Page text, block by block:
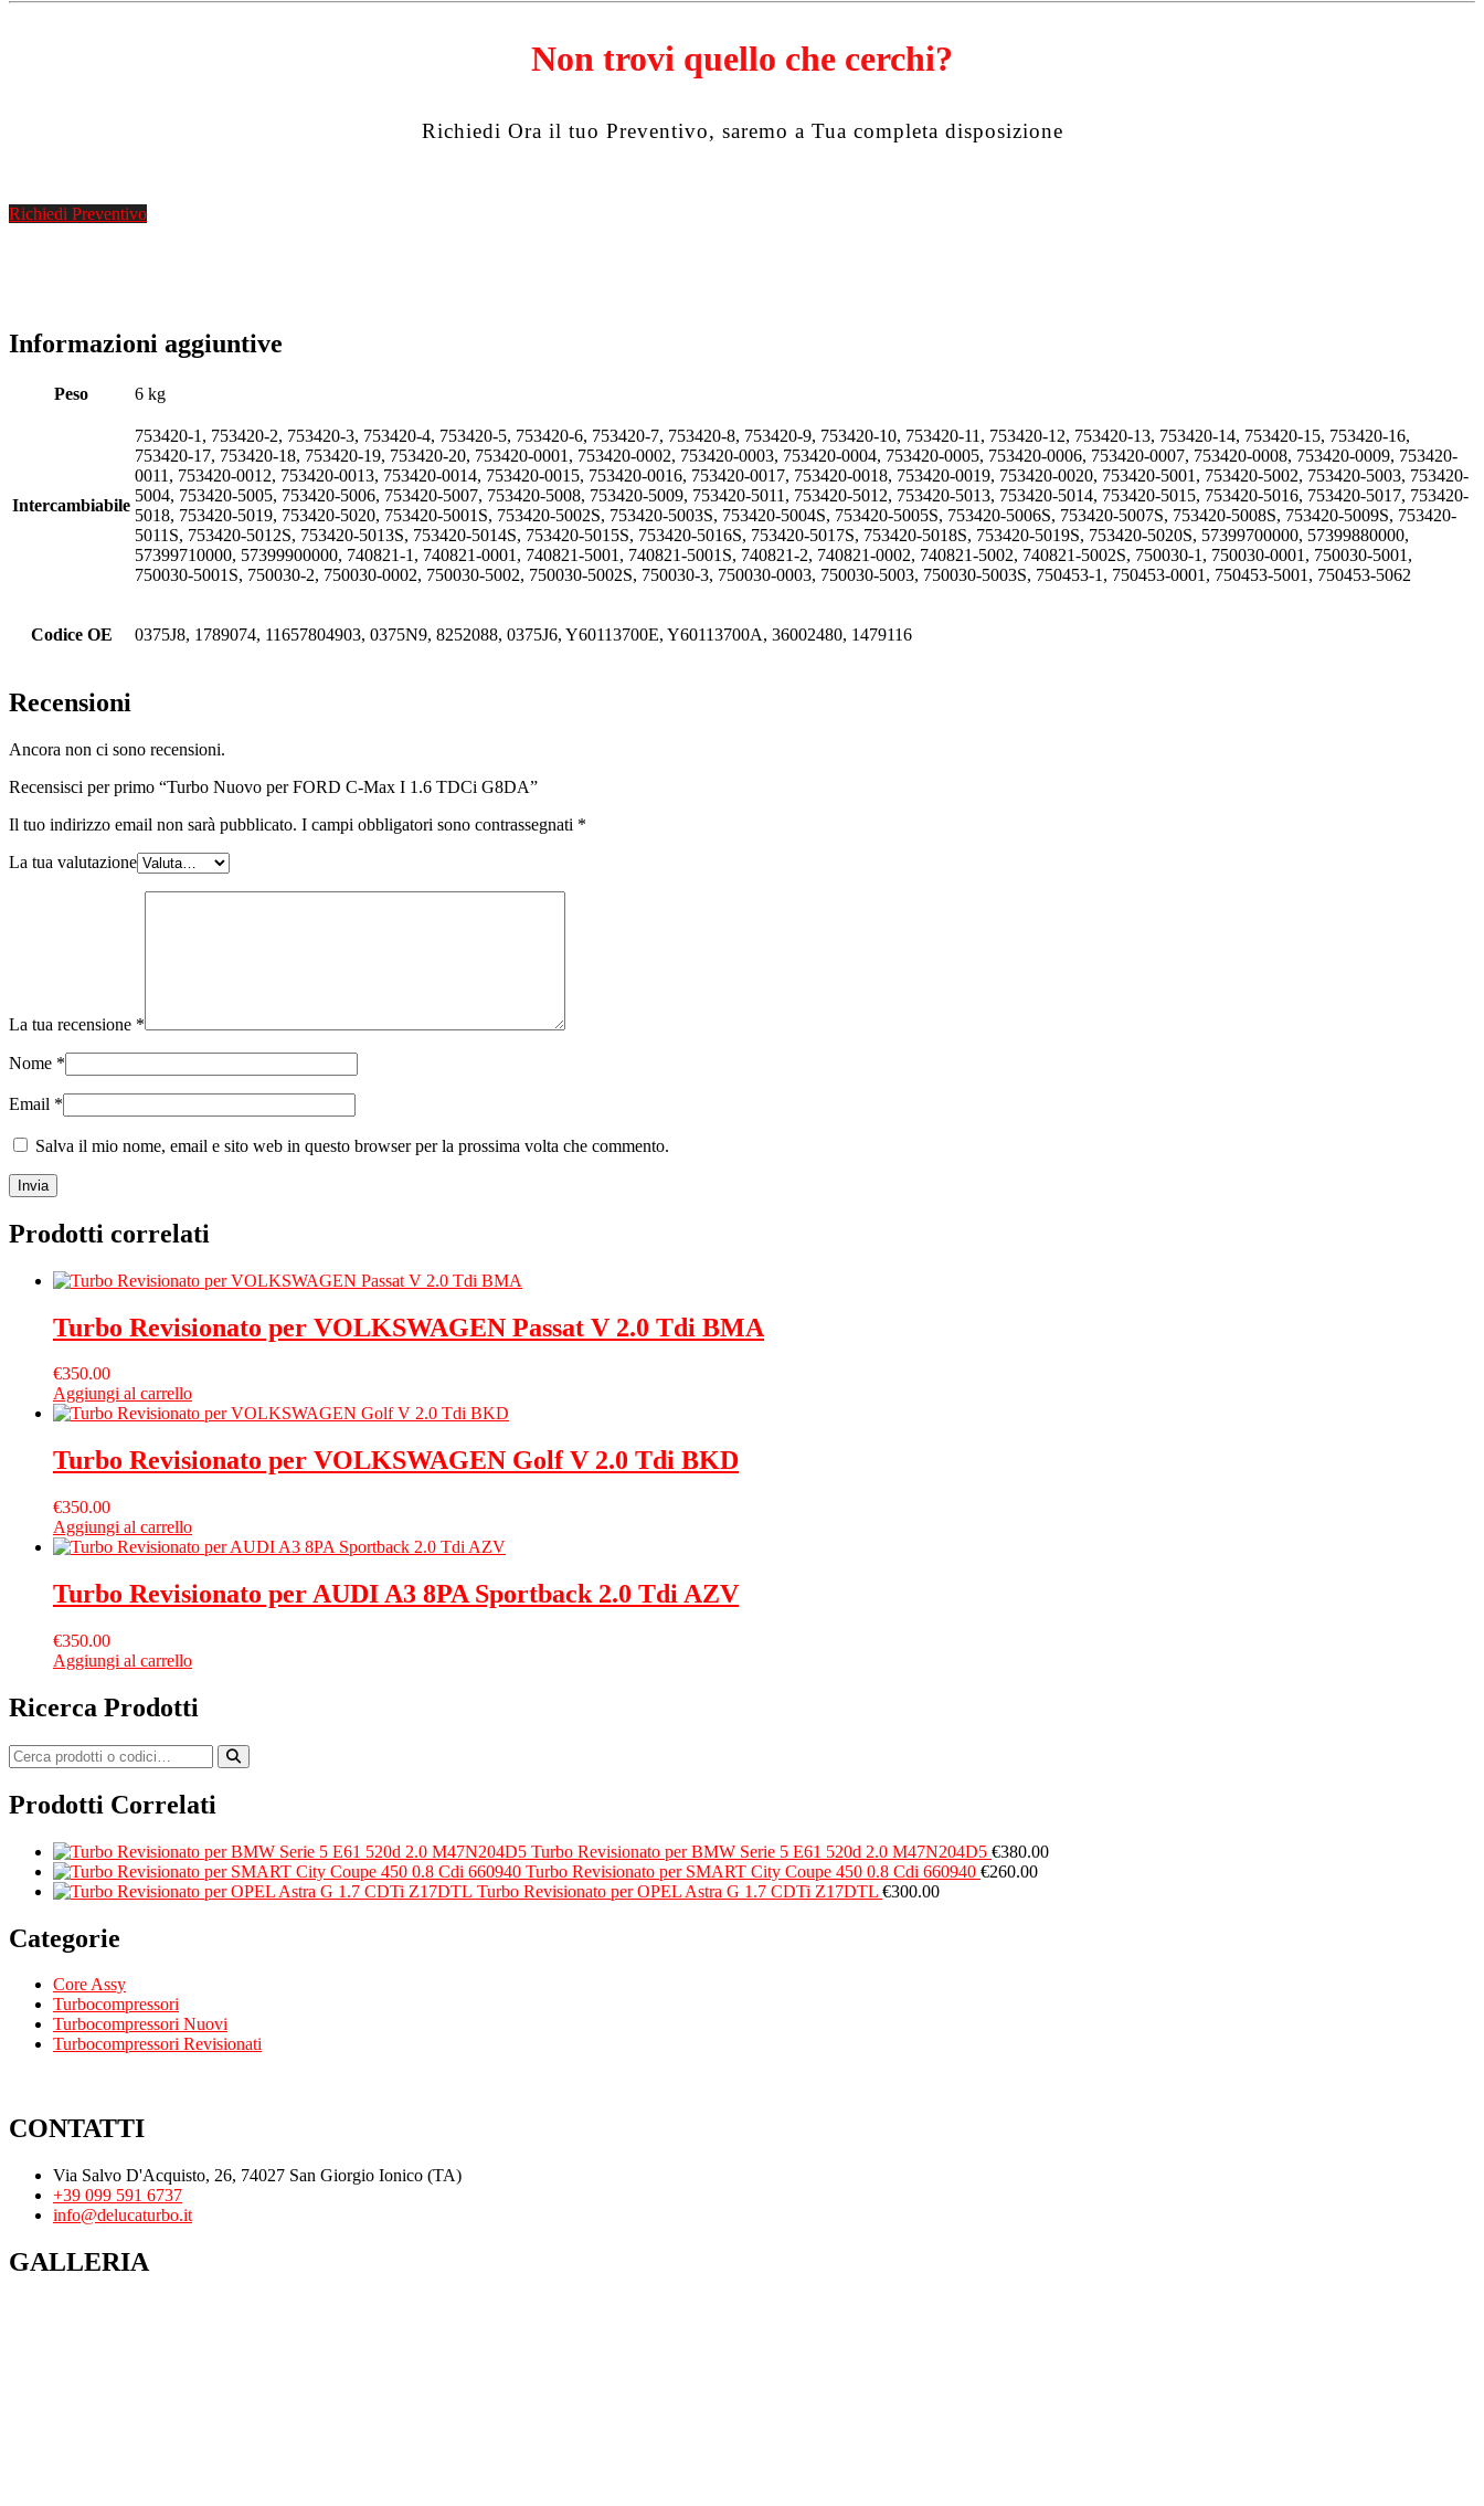
Non trovi quello che cerchi?
Richiedi Ora il tuo Preventivo, saremo a Tua completa disposizione
Richiedi Preventivo
Informazioni aggiuntive
Peso 6 kg
Intercambiabile
753420-1, 753420-2, 753420-3, 753420-4, 753420-5, 753420-6, 753420-7, 753420-8, 753420-9, 753420-10, 753420-11, 753420-12, 753420-13, 753420-14, 753420-15, 753420-16,
753420-17, 753420-18, 753420-19, 753420-20, 753420-0001, 753420-0002, 753420-0003, 753420-0004, 753420-0005, 753420-0006, 753420-0007, 753420-0008, 753420-0009, 753420-
0011, 753420-0012, 753420-0013, 753420-0014, 753420-0015, 753420-0016, 753420-0017, 753420-0018, 753420-0019, 753420-0020, 753420-5001, 753420-5002, 753420-5003, 753420-
5004, 753420-5005, 753420-5006, 753420-5007, 753420-5008, 753420-5009, 753420-5011, 753420-5012, 753420-5013, 753420-5014, 753420-5015, 753420-5016, 753420-5017, 753420-
5018, 753420-5019, 753420-5020, 753420-5001S, 753420-5002S, 753420-5003S, 753420-5004S, 753420-5005S, 753420-5006S, 753420-5007S, 753420-5008S, 753420-5009S, 753420-
5011S, 753420-5012S, 753420-5013S, 753420-5014S, 753420-5015S, 753420-5016S, 753420-5017S, 753420-5018S, 753420-5019S, 753420-5020S, 57399700000, 57399880000,
57399710000, 57399900000, 740821-1, 740821-0001, 740821-5001, 740821-5001S, 740821-2, 740821-0002, 740821-5002, 740821-5002S, 750030-1, 750030-0001, 750030-5001,
750030-5001S, 750030-2, 750030-0002, 750030-5002, 750030-5002S, 750030-3, 750030-0003, 750030-5003, 750030-5003S, 750453-1, 750453-0001, 750453-5001, 750453-5062
Codice OE 0375J8, 1789074, 11657804903, 0375N9, 8252088, 0375J6, Y60113700E, Y60113700A, 36002480, 1479116
Recensioni
Ancora non ci sono recensioni.
Recensisci per primo “Turbo Nuovo per FORD C-Max I 1.6 TDCi G8DA”
Il tuo indirizzo email non sarà pubblicato. I campi obbligatori sono contrassegnati *
La tua valutazione
La tua recensione *
Nome *
Email *
Salva il mio nome, email e sito web in questo browser per la prossima volta che commento.
Prodotti correlati
Turbo Revisionato per VOLKSWAGEN Passat V 2.0 Tdi BMA
€350.00
Aggiungi al carrello
Turbo Revisionato per VOLKSWAGEN Golf V 2.0 Tdi BKD
€350.00
Aggiungi al carrello
Turbo Revisionato per AUDI A3 8PA Sportback 2.0 Tdi AZV
€350.00
Aggiungi al carrello
Ricerca Prodotti
Prodotti Correlati
Turbo Revisionato per BMW Serie 5 E61 520d 2.0 M47N204D5 €380.00
Turbo Revisionato per SMART City Coupe 450 0.8 Cdi 660940 €260.00
Turbo Revisionato per OPEL Astra G 1.7 CDTi Z17DTL €300.00
Categorie
Core Assy
Turbocompressori
Turbocompressori Nuovi
Turbocompressori Revisionati
CONTATTI
Via Salvo D'Acquisto, 26, 74027 San Giorgio Ionico (TA)
+39 099 591 6737
info@delucaturbo.it
GALLERIA